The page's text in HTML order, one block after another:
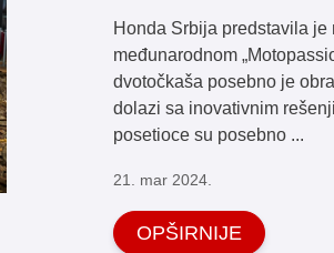
Honda Srbija predstavila
međunarodnom
dvotočkaša posebno je
dolazi sa inovativnim
posetioce su posebno ...
21. mar 2024.
OPŠIRNIJE